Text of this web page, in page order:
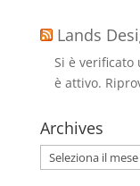
Lands
Si è
è attivo.
Archives
Archives